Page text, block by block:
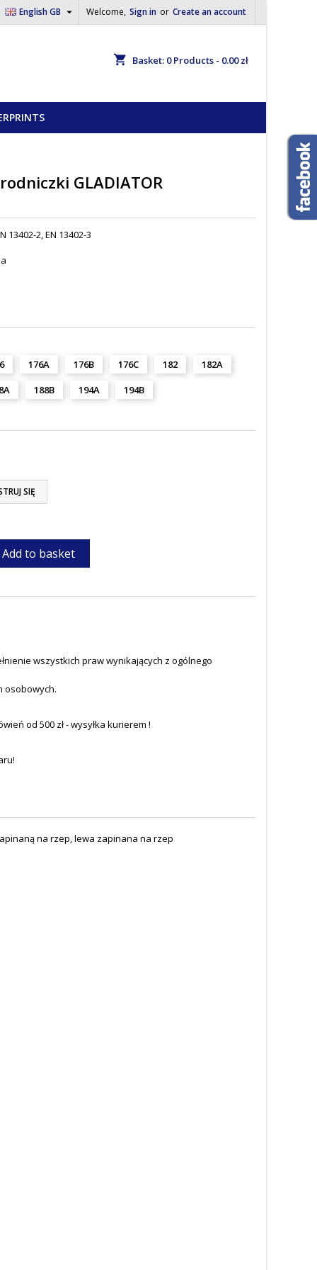
Welcome, Sign in or Create an account
English GB 
shopping_cart Basket: 0Products - 0.00 zł
GLADIATOR
13402-2, EN 13402-3
176A 176B 176C 182
182A
188B 194A 194B
SIĘ
Add to basket
wszystkich praw wynikających z ogólnego
osobowych.
od 500 zł - wysyłka kurierem !
na rzep, lewa zapinana na rzep